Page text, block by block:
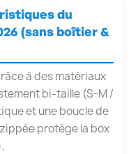
du
(sans boîtier &
à des matériaux
bi-taille (S-M /
et une boucle de
protège la box